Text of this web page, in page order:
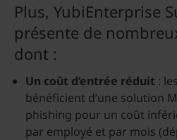
Plus, YubiEnterprise
présente de
dont :
Un coût d’entrée réduit :
bénéficient d’une solution
phishing pour un coût
par employé et par mois